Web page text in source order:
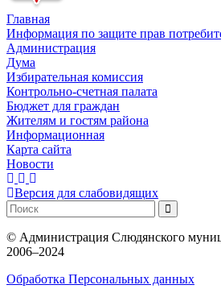
Главная
Информация по защите прав
Администрация
Дума
Избирательная комиссия
Контрольно-счетная палата
Бюджет для граждан
Жителям и гостям района
Информационная
Карта сайта
Новости
Версия для слабовидящих
© Администрация Слюдянского
2006–2024
Обработка Персональных данных